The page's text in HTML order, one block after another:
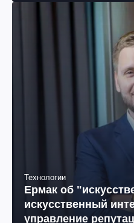
Технологии
Ермак об
искусственный